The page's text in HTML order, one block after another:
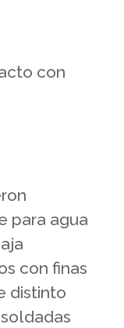
con
para agua
con finas
distinto